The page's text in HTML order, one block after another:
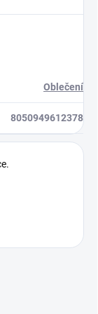
Oblečení
8050949612378